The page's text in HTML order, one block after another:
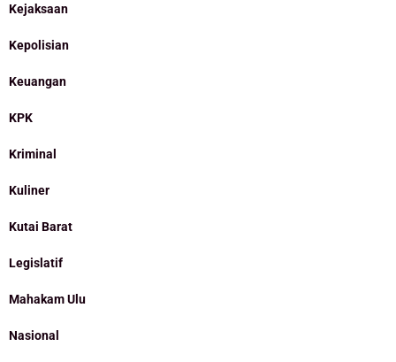
Kejaksaan
Kepolisian
Keuangan
KPK
Kriminal
Kuliner
Kutai Barat
Legislatif
Mahakam Ulu
Nasional